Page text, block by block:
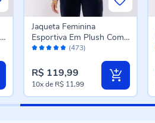
Avaliação: (473)
Jaqueta Feminina
Esportiva Em Plush Com
Capuz Scream Azul
R$ 119,99
10xde R$ 11,99